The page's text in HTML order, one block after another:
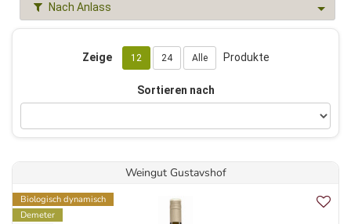
Nach Anlass
Zeige 12 24 Alle Produkte
Sortieren nach
Weingut Gustavshof
Biologisch dynamisch
Demeter